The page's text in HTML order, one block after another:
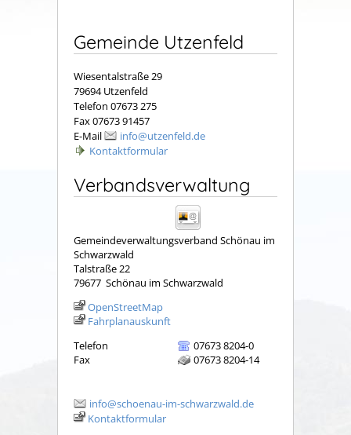
Gemeinde Utzenfeld
Wiesentalstraße 29
79694 Utzenfeld
Telefon 07673 275
Fax 07673 91457
E-Mail
info@utzenfeld.de
Kontaktformular
Verbandsverwaltung
Gemeindeverwaltungsverband Schönau im
Schwarzwald
Talstraße 22
79677 Schönau im Schwarzwald
OpenStreetMap
Fahrplanauskunft
Telefon
07673 8204-0
Fax
07673 8204-14
info@schoenau-im-schwarzwald.de
Kontaktformular